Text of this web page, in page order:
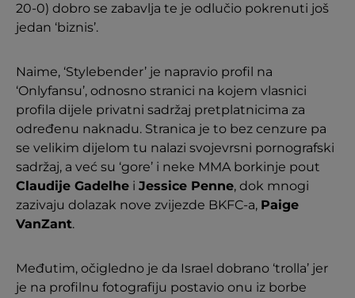
20-0) dobro se zabavlja te je odlučio pokrenuti još
jedan ‘biznis’.
Naime, ‘Stylebender’ je napravio profil na
‘Onlyfansu’, odnosno stranici na kojem vlasnici
profila dijele privatni sadržaj pretplatnicima za
određenu naknadu. Stranica je to bez cenzure pa
se velikim dijelom tu nalazi svojevrsni pornografski
sadržaj, a već su ‘gore’ i neke MMA borkinje pout
Claudije Gadelhe i Jessice Penne, dok mnogi
zazivaju dolazak nove zvijezde BKFC-a, Paige
VanZant.
Međutim, očigledno je da Israel dobrano ‘trolla’ jer
je na profilnu fotografiju postavio onu iz borbe